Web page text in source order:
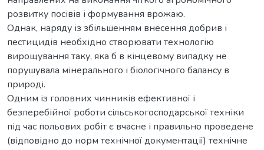
розвитку посівів і формування врожаю.
Однак, наряду із збільшенням внесення добрив і
пестицидів необхідно створювати технологію
вирощування таку, яка б в кінцевому випадку не
порушувала мінерального і біологічного балансу в
природі.
Одним із головних чинників ефективної і
безперебійної роботи сільськогосподарської техніки
під час польових робіт є вчасне і правильно проведене
(відповідно до норм технічної документації) технічне